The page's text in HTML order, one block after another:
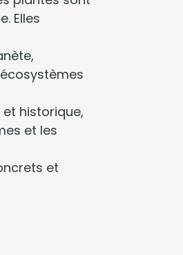
Elles
historique,
et les
et